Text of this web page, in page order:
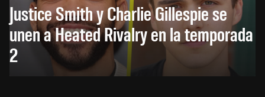
Justice Smith y Charlie Gillespie se
unen a Heated Rivalry en la temporada
2